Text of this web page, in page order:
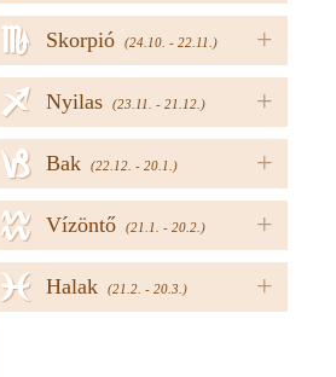
+
Skorpió (24.10. - 22.11.)
h
+
Nyilas (23.11. - 21.12.)
i
+
Bak (22.12. - 20.1.)
j
+
Vízöntő (21.1. - 20.2.)
k
+
Halak (21.2. - 20.3.)
l